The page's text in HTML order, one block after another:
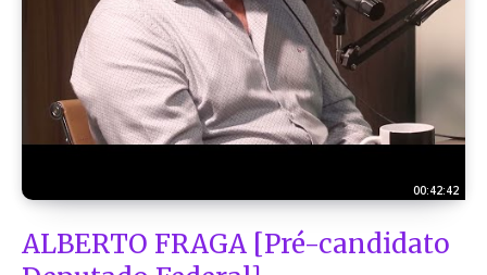
00:42:42
ALBERTO FRAGA [Pré-candidato